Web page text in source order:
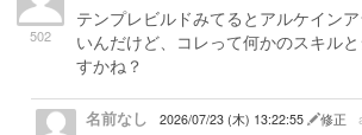
502
テンプレビルドみてるとアルケイン
いんだけど、コレって何かのスキル
すかね？
名前なし 2026/07/23 (木) 13:22:55 修正